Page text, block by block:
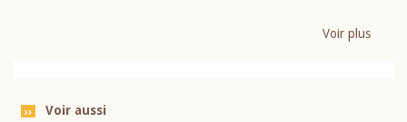
Voir plus
Voir aussi